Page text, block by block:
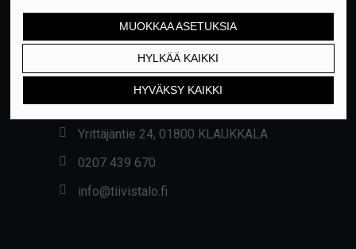
Yrittäjäntie 24, 01800 KLAUKKALA
0207 439 670
info@tiivistalo.fi